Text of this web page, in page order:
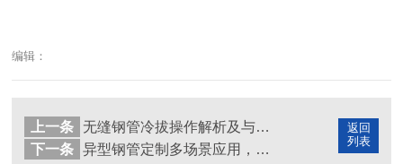
编辑：
返回
列表
上一条
无缝钢管冷拔操作解析及与精轧的核心区别
下一条
异型钢管定制多场景应用，无缝钢管延伸价值凸显